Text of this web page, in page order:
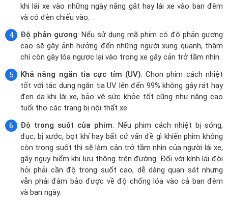
khi lái xe vào những ngày nắng gắt hay lái xe vào ban đêm
và có đèn chiếu vào.
Độ phản gương: Nếu sử dụng mã phim có độ phản gương
cao sẽ gây ảnh hưởng đến những người xung quanh, thậm
chí còn gây lóa ngược lại vào trong xe gây cản trở tầm nhìn.
Khả năng ngăn tia cực tím (UV): Chọn phim cách nhiệt
tốt với tác dụng ngăn tia UV lên đến 99% không gây rát hay
đen da khi lái xe, bảo vệ sức khỏe tốt cũng như nâng cao
tuổi thọ các trang bị nội thất xe.
Độ trong suốt của phim: Nếu phim cách nhiệt bị sóng,
đục, bị xước, bọt khí hay bất cứ vấn đề gì khiến phim không
còn trong suốt thì sẽ làm cản trở tầm nhìn của người lái xe,
gây nguy hiểm khi lưu thông trên đường. Đối với kính lái đòi
hỏi phải cần độ trong suốt cao, dễ dàng quan sát nhưng
vẫn phải đảm bảo được về độ chống lóa vào cả ban đêm
và ban ngày.